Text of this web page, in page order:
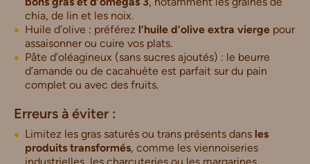
chia, de lin et les noix.
Huile d’olive : préférez l’huile d’olive extra vierge pour
assaisonner ou cuire vos plats.
Pâte d’oléagineux (sans sucres ajoutés) : le beurre
d’amande ou de cacahuète est parfait sur du pain
complet ou avec des fruits.
Erreurs à éviter :
Limitez les gras saturés ou trans présents dans les
produits transformés, comme les viennoiseries